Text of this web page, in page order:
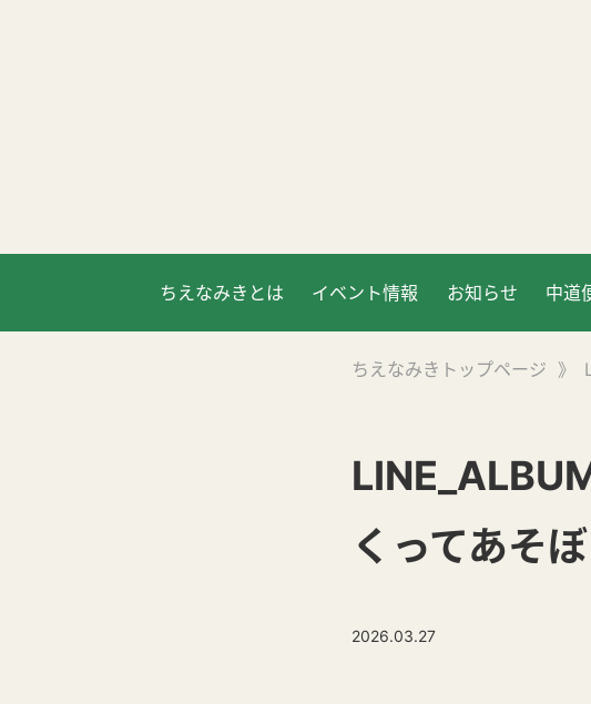
ちえなみきとは イベント情報 お知らせ 中道
ちえなみきトップページ 》
くってあそ
2026.03.27